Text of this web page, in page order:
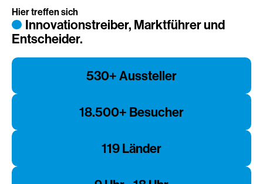
Innovationstreiber, Marktführer und
Entscheider.
Hier treffen sich
530+ Aussteller
18.500+ Besucher
119 Länder